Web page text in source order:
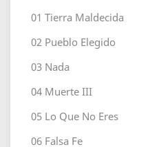
01 Tierra Maldecida
02 Pueblo Elegido
03 Nada
04 Muerte III
05 Lo Que No Eres
06 Falsa Fe